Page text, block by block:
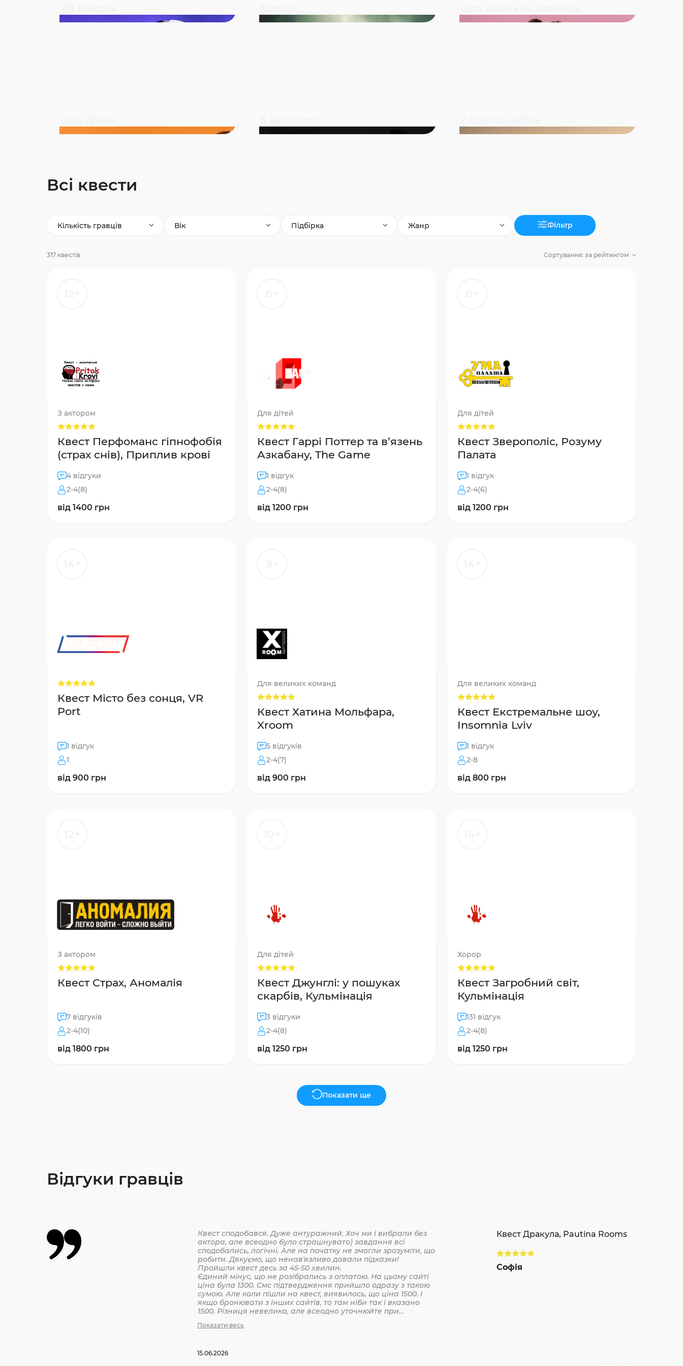
Всі квести
Кількість гравців Вік Підбірка Жанр Фільтр
317 квестів Сортування: за рейтингом
З актором
Квест Перфоманс гіпнофобія
(страх снів), Приплив крові
4 відгуки
2-4(8)
від 1400 грн
Для дітей
Квест Гаррі Поттер та в’язень
Азкабану, The Game
1 відгук
2-4(8)
від 1200 грн
Для дітей
Квест Зверополіс, Розуму
Палата
1 відгук
2-4(6)
від 1200 грн
Квест Місто без сонця, VR
Port
1 відгук
1
від 900 грн
Для великих команд
Квест Хатина Мольфара,
Xroom
5 відгуків
2-4(7)
від 900 грн
Для великих команд
Квест Екстремальне шоу,
Insomnia Lviv
1 відгук
2-8
від 800 грн
З актором
Квест Страх, Аномалія
7 відгуків
2-4(10)
від 1800 грн
Для дітей
Квест Джунглі: у пошуках
скарбів, Кульмінація
3 відгуки
2-4(8)
від 1250 грн
Хорор
Квест Загробний світ,
Кульмінація
131 відгук
2-4(8)
від 1250 грн
Показати ще
Відгуки гравців
Квест сподобався. Дуже антуражний. Хоч ми і вибрали без
актора, але всеодно було страшнувато) завдання всі
сподобались, логічні. Але на початку не змогли зрозуміти, що
робити. Дякуємо, що ненавʼязливо давали підказки!
Пройшли квест десь за 45-50 хвилин.
Єдиний мінус, що не розібрались з оплатою. На цьому сайті
ціна була 1300. Смс підтвердження прийшло одразу з такою
сумою. Але коли пішли на квест, виявилось, що ціна 1500. І
якщо бронювати з інших сайтів, то там ніби так і вказано
1500. Різниця невелика, але всеодно уточнюйте при
Показати весь
15.06.2026
Квест Дракула, Pautina Rooms
Софія